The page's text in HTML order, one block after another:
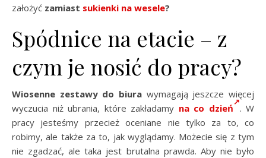
założyć zamiast sukienki na wesele?
Spódnice na etacie – z
czym je nosić do pracy?
Wiosenne zestawy do biura wymagają jeszcze więcej
wyczucia niż ubrania, które zakładamy na co dzień
. W
pracy jesteśmy przecież oceniane nie tylko za to, co
robimy, ale także za to, jak wyglądamy. Możecie się z tym
nie zgadzać, ale taka jest brutalna prawda. Aby nie było